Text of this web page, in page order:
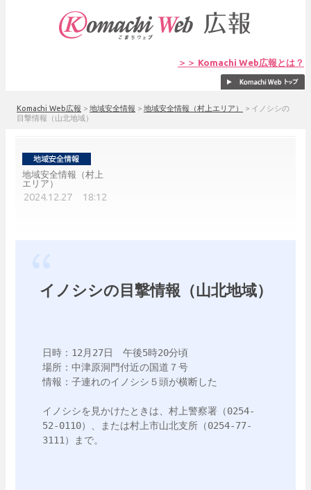
＞＞ Komachi Web広報とは？
Komachi Web広報 > 地域安全情報 > 地域安全情報（村上エリア） > イノシシの
目撃情報（山北地域）
地域安全情報（村上
エリア）
2024.12.27 18:12
イノシシの目撃情報（山北地域）
日時：12月27日　午後5時20分頃
場所：中津原洞門付近の国道７号
情報：子連れのイノシシ５頭が横断した
イノシシを見かけたときは、村上警察署（0254-
52-0110）、または村上市山北支所（0254-77-
3111）まで。